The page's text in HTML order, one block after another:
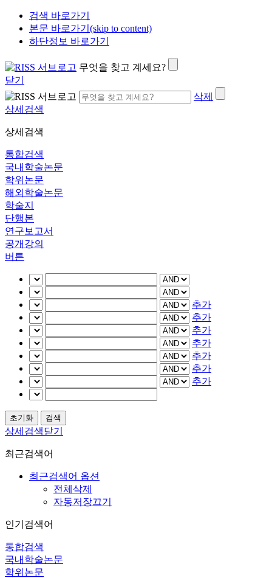
검색 바로가기
본문 바로가기(skip to content)
하단정보 바로가기
무엇을 찾고 계세요?
닫기
삭제
상세검색
상세검색
통합검색
국내학술논문
학위논문
해외학술논문
학술지
단행본
연구보고서
공개강의
버튼
추가
추가
추가
추가
추가
추가
추가
상세검색닫기
최근검색어
최근검색어 옵션
전체삭제
자동저장끄기
인기검색어
통합검색
국내학술논문
학위논문